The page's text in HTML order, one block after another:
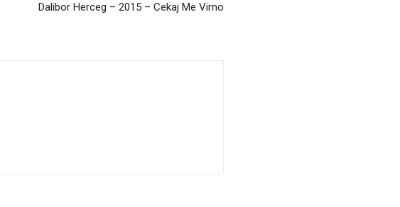
Dalibor Herceg – 2015 – Cekaj Me Virno